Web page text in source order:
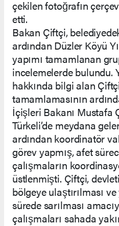
çekilen fotoğrafın
etti.
Bakan Çiftçi,
ardından Düzler Köyü
yapımı tamamlanan
incelemelerde bulundu.
hakkında bilgi alan
tamamlamasının
İçişleri Bakanı Mustafa
Türkeli’de meydana
ardından koordinatör
görev yapmış, afet
çalışmaların
üstlenmişti. Çiftçi,
bölgeye ulaştırılması
sürede sarılması
çalışmaları sahada